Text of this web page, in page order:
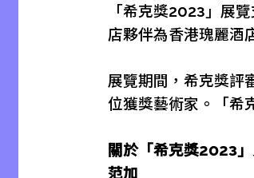
「希克獎2023」展
店夥伴為香港瑰麗酒
展覽期間，希克獎評
位獲獎藝術家。「希
關於「希克獎2023